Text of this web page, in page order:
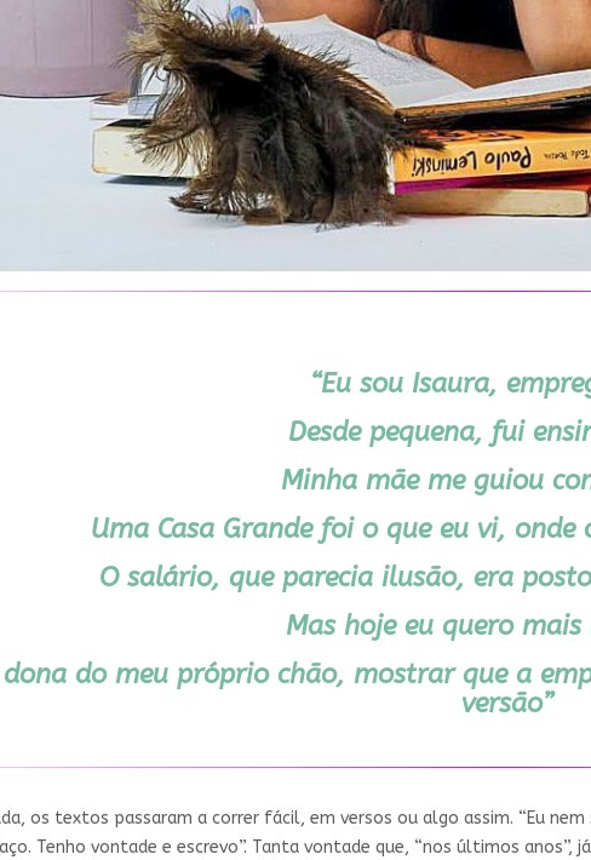
“Eu sou Isaura,
Desde pequena, fui
Minha mãe me guiou
Uma Casa Grande foi o que eu vi,
O salário, que parecia ilusão, era
Mas hoje eu quero mais
dona do meu próprio chão, mostrar que a
versão”
os textos passaram a correr fácil, em versos ou algo assim. “Eu
Tenho vontade e escrevo”. Tanta vontade que, “nos últimos